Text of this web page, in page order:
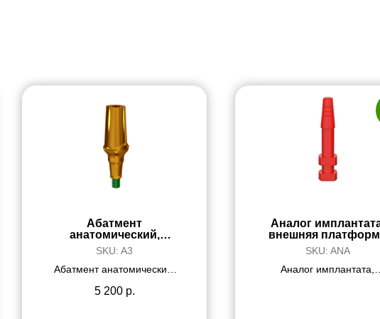
Абатмент
анатомический,
прямой
SKU: A3
Абатмент анатомический,
материал Ti6Al4V
5 200 р.
Аналог
внешняя
SKU: ANA
Аналог имплантата,